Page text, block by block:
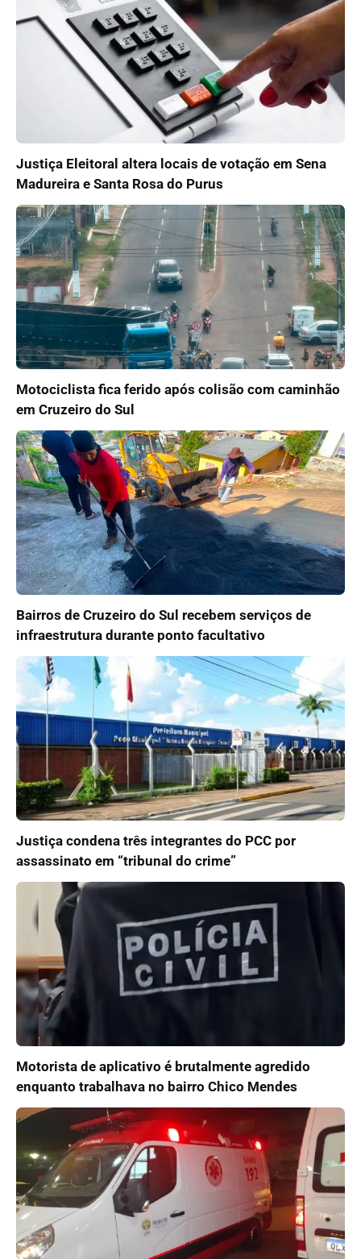
Justiça Eleitoral altera locais de votação em Sena
Madureira e Santa Rosa do Purus
Motociclista fica ferido após colisão com caminhão
em Cruzeiro do Sul
Bairros de Cruzeiro do Sul recebem serviços de
infraestrutura durante ponto facultativo
Justiça condena três integrantes do PCC por
assassinato em “tribunal do crime”
Motorista de aplicativo é brutalmente agredido
enquanto trabalhava no bairro Chico Mendes